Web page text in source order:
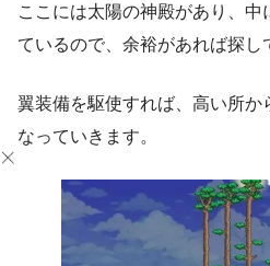
ここには太陽の神殿があり、
ているので、余裕があれば探し
翼装備を駆使すれば、高い所か
なっていきます。